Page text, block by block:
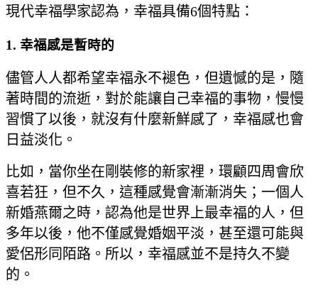
現代幸福學家認為，幸福具備6個特點：
1. 幸福感是暫時的
儘管人人都希望幸福永不褪色，但遺憾的是，隨
著時間的流逝，對於能讓自己幸福的事物，慢慢
習慣了以後，就沒有什麼新鮮感了，幸福感也會
日益淡化。
比如，當你坐在剛裝修的新家裡，環顧四周會欣
喜若狂，但不久，這種感覺會漸漸消失；一個人
新婚燕爾之時，認為他是世界上最幸福的人，但
多年以後，他不僅感覺婚姻平淡，甚至還可能與
愛侶形同陌路。所以，幸福感並不是持久不變
的。